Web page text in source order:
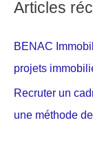
Articles
BENAC
projets
Recruter un
une méthode